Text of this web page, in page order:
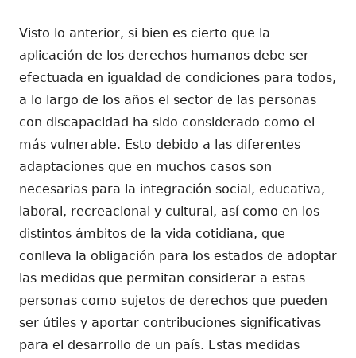
Visto lo anterior, si bien es cierto que la
aplicación de los derechos humanos debe ser
efectuada en igualdad de condiciones para todos,
a lo largo de los años el sector de las personas
con discapacidad ha sido considerado como el
más vulnerable. Esto debido a las diferentes
adaptaciones que en muchos casos son
necesarias para la integración social, educativa,
laboral, recreacional y cultural, así como en los
distintos ámbitos de la vida cotidiana, que
conlleva la obligación para los estados de adoptar
las medidas que permitan considerar a estas
personas como sujetos de derechos que pueden
ser útiles y aportar contribuciones significativas
para el desarrollo de un país. Estas medidas